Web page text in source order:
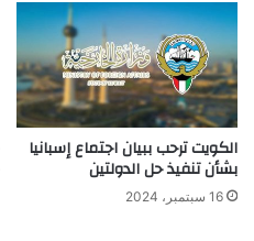
الكويت ترحب ببيان اجتماع إسبانيا
بشأن تنفيذ حل الدولتين
16 سبتمبر، 2024